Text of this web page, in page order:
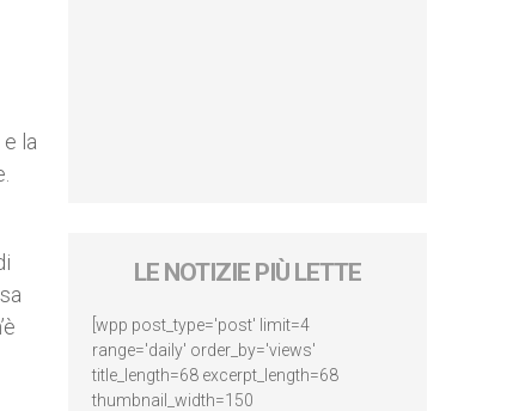
la
LE NOTIZIE PIÙ LETTE
[wpp post_type='post' limit=4
range='daily' order_by='views'
title_length=68 excerpt_length=68
thumbnail_width=150